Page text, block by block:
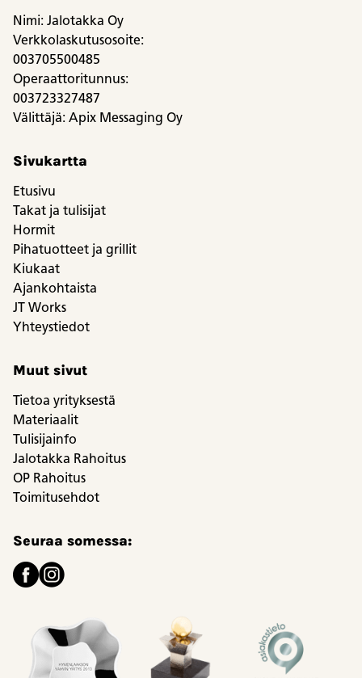
Nimi: Jalotakka Oy
Verkkolaskutusosoite:
003705500485
Operaattoritunnus:
003723327487
Välittäjä: Apix Messaging Oy
Sivukartta
Etusivu
Takat ja tulisijat
Hormit
Pihatuotteet ja grillit
Kiukaat
Ajankohtaista
JT Works
Yhteystiedot
Muut sivut
Tietoa yrityksestä
Materiaalit
Tulisijainfo
Jalotakka Rahoitus
OP Rahoitus
Toimitusehdot
Seuraa somessa: